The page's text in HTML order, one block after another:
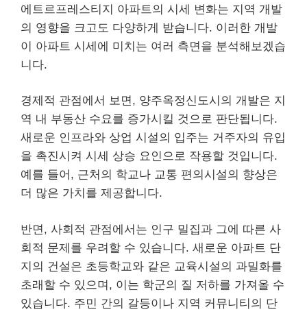
에트르프레스티지 아파트의 시세 변화는 지역 개발
의 영향을 크고도 다양하게 받습니다. 이러한 개발
이 아파트 시세에 미치는 여러 측면을 분석해보겠습
니다.
경제적 관점에서 보면, 양주옥정신도시의 개발은 지
역 내 부동산 수요를 증가시킬 것으로 판단됩니다.
새로운 인프라와 상업 시설의 입주는 거주자의 유입
을 촉진시켜 시세 상승 요인으로 작용할 것입니다.
예를 들어, 근처의 학교나 교통 편의시설의 향상은
더 많은 가치를 제공합니다.
반면, 사회적 관점에서는 인구 밀집과 그에 따른 사
회적 문제를 우려할 수 있습니다. 새로운 아파트 단
지의 건설은 초등학교와 같은 교육시설의 과밀화를
초래할 수 있으며, 이는 학군의 질 저하를 가져올 수
있습니다. 주민 간의 갈등이나 지역 커뮤니티의 단